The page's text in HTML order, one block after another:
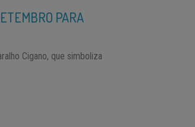
PARA
Cigano, que simboliza